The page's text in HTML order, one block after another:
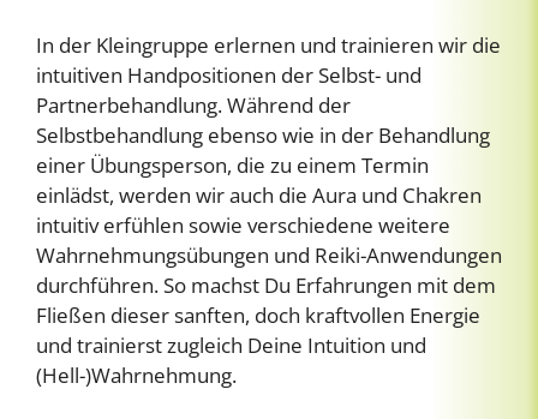
In der Kleingruppe erlernen und trainieren wir die
intuitiven Handpositionen der Selbst- und
Partnerbehandlung. Während der
Selbstbehandlung ebenso wie in der Behandlung
einer Übungsperson, die zu einem Termin
einlädst, werden wir auch die Aura und Chakren
intuitiv erfühlen sowie verschiedene weitere
Wahrnehmungsübungen und Reiki-Anwendungen
durchführen. So machst Du Erfahrungen mit dem
Fließen dieser sanften, doch kraftvollen Energie
und trainierst zugleich Deine Intuition und
(Hell-)Wahrnehmung.